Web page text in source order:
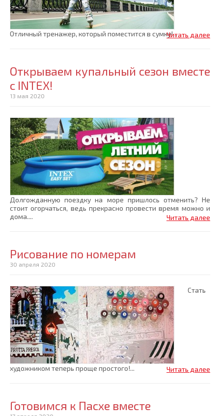
Отличный тренажер, который поместится в сумку!...Читать далее
Открываем купальный сезон вместе
с INTEX!
13 мая 2020
Долгожданную поездку на море пришлось отменить? Не
стоит огорчаться, ведь прекрасно провести время можно и
дома....
Читать далее
Рисование по номерам
30 апреля 2020
Стать
художником теперь проще простого!... Читать далее
Готовимся к Пасхе вместе